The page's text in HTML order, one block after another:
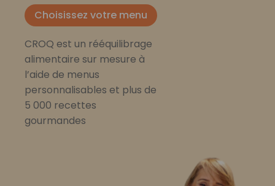
Choisissez votre menu
CROQ est un rééquilibrage
alimentaire sur mesure à
l’aide de menus
personnalisables et plus de
5 000 recettes
gourmandes